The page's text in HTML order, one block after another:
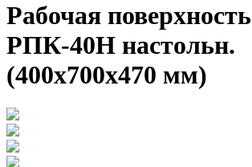
Рабочая поверхность
РПК-40Н настольн.
(400x700x470 мм)